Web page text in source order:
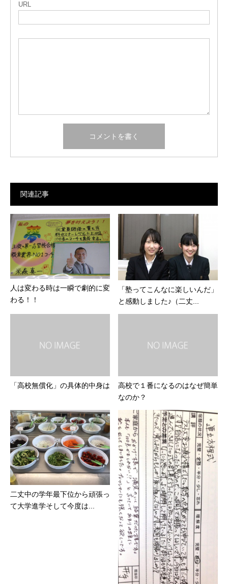
URL
関連記事
人は変わる時は一瞬で劇的に変
わる！！
「塾ってこんなに楽しいんだ」
と感動しました♪（二丈...
「高校無償化」の具体的中身は
高校で１番になるのはなぜ簡単
なのか？
二丈中の学年最下位から頑張っ
て大学進学そして今度は...